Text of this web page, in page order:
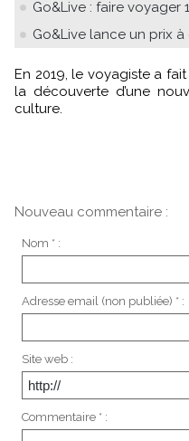
Go&Live : faire voyager
Go&Live lance un prix
En 2019, le voyagiste a fait partir au total 160 000 jeunes à
la découverte d’une
culture.
Nouveau commentaire :
Nom * :
Adresse email (non publiée) * :
Site web :
Commentaire * :